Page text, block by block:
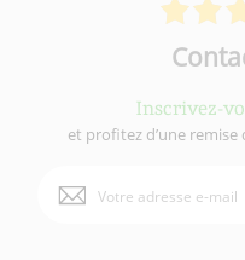
Inscrivez-
et profitez d’une